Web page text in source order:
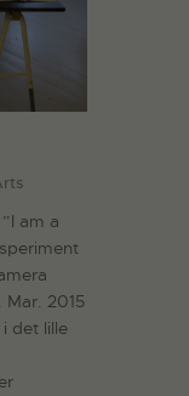
am a
2015
det lille